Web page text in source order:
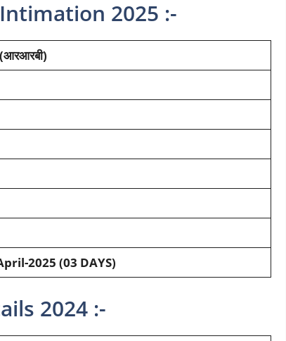
2025 :-
(आरआरबी)
2025 (03 DAYS)
2024 :-